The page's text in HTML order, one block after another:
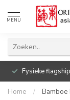
MENU
Fysieke
Home / Bamboe